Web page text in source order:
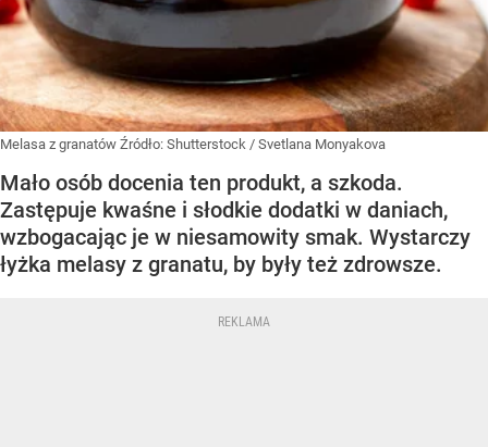
Melasa z granatów Źródło: Shutterstock / Svetlana Monyakova
Mało osób docenia ten produkt, a szkoda.
Zastępuje kwaśne i słodkie dodatki w daniach,
wzbogacając je w niesamowity smak. Wystarczy
łyżka melasy z granatu, by były też zdrowsze.